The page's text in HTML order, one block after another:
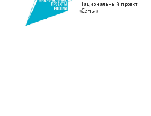
Национальный проект
«Семья»